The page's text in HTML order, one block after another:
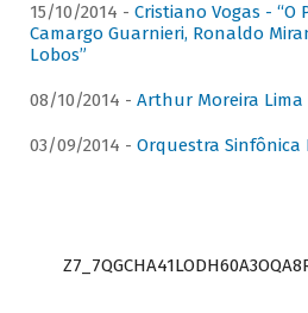
15/10/2014 - Cristiano Vogas - “O
Camargo Guarnieri, Ronaldo
Lobos”
08/10/2014 - Arthur Moreira Lima
03/09/2014 - Orquestra Sinfônica